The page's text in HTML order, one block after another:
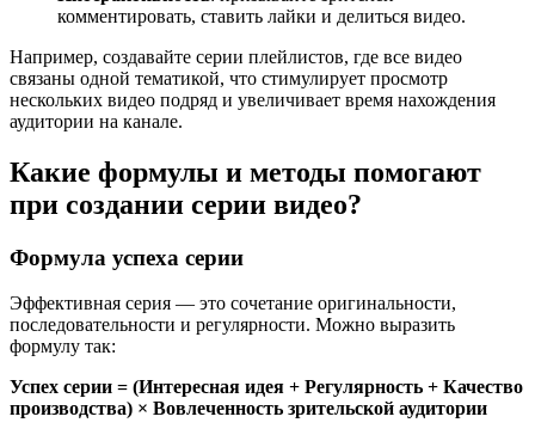
комментировать, ставить лайки и делиться видео.
Например, создавайте серии плейлистов, где все видео
связаны одной тематикой, что стимулирует просмотр
нескольких видео подряд и увеличивает время нахождения
аудитории на канале.
Какие формулы и методы помогают
при создании серии видео?
Формула успеха серии
Эффективная серия — это сочетание оригинальности,
последовательности и регулярности. Можно выразить
формулу так:
Успех серии = (Интересная идея + Регулярность + Качество
производства) × Вовлеченность зрительской аудитории